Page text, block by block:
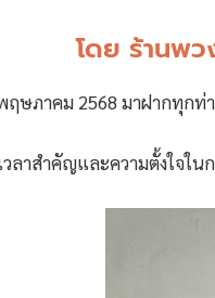
โดย ร้านพ
ษภาคม 2568 มาฝากทุก
วลาสำคัญและความตั้งใ